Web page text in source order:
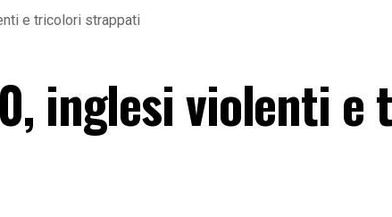
e tricolori strappati
inglesi violenti